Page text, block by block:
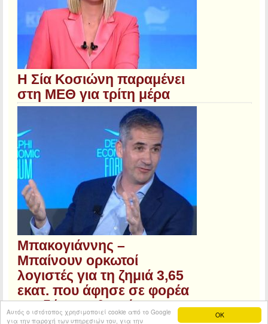
OK
Αυτός ο ιστότοπος χρησιμοποιεί cookie από το Google
για την παροχή των υπηρεσιών του, για την
Η Σία Κοσιώνη παραμένει
στη ΜΕΘ για τρίτη μέρα
Μπακογιάννης –
Μπαίνουν ορκωτοί
λογιστές για τη ζημιά 3,65
εκατ. που άφησε σε φορέα
του δήμου Αθηναίων